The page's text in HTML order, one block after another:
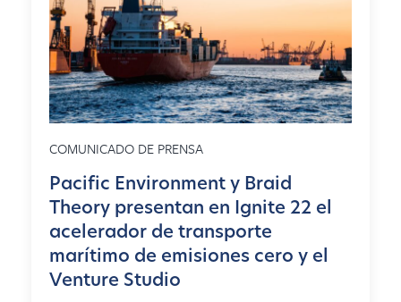
COMUNICADO DE PRENSA
Pacific Environment y Braid
Theory presentan en Ignite 22 el
acelerador de transporte
marítimo de emisiones cero y el
Venture Studio